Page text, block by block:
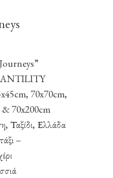
70x70cm,
& 70x200cm
Ταξίδι, Ελλάδα
–